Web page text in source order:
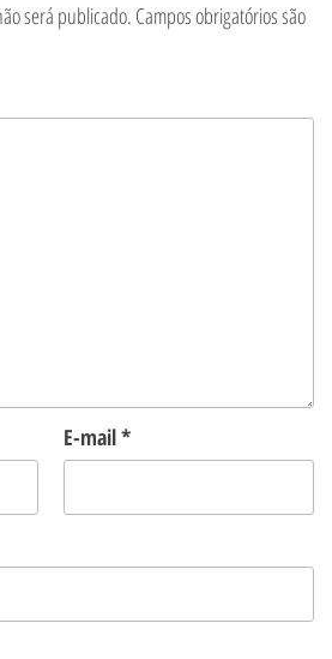
será publicado. Campos obrigatórios são
E-mail*